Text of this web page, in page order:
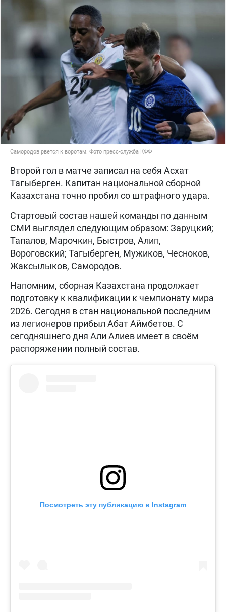
Самородов рвется к воротам. Фото пресс-служба КФФ
Второй гол в матче записал на себя Асхат
Тагыберген. Капитан национальной сборной
Казахстана точно пробил со штрафного удара.
Стартовый состав нашей команды по данным
СМИ выглядел следующим образом: Заруцкий;
Тапалов, Марочкин, Быстров, Алип,
Вороговский; Тагыберген, Мужиков, Чесноков,
Жаксылыков, Самородов.
Напомним, сборная Казахстана продолжает
подготовку к квалификации к чемпионату мира
2026. Сегодня в стан национальной последним
из легионеров прибыл Абат Аймбетов. С
сегодняшнего дня Али Алиев имеет в своём
распоряжении полный состав.
Посмотреть эту публикацию в Instagram